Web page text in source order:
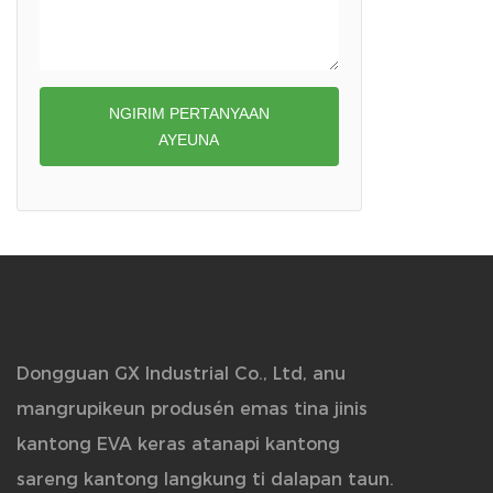
NGIRIM PERTANYAAN
AYEUNA
Dongguan GX Industrial Co., Ltd, anu
mangrupikeun produsén emas tina jinis
kantong EVA keras atanapi kantong
sareng kantong langkung ti dalapan taun.